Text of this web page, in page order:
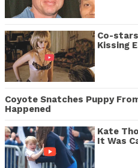
Co-
Kissing
Coyote Snatches Puppy
Happened
Kate
It Was